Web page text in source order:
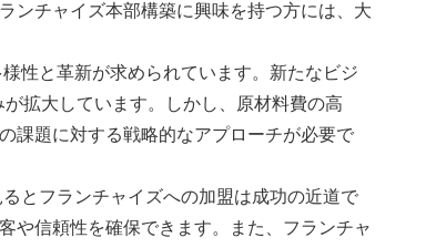
ンチャイズ本部構築に興味を持つ方には、大
性と革新が求められています。新たなビジ
拡大しています。しかし、原材料費の高
課題に対する戦略的なアプローチが必要で
とフランチャイズへの加盟は成功の近道で
や信頼性を確保できます。また、フランチャ